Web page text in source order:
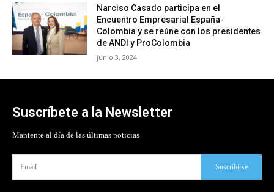
Narciso Casado participa en el
Encuentro Empresarial España-
Colombia y se reúne con los presidentes
de ANDI y ProColombia
junio 3, 2024
Suscríbete a la Newsletter
Mantente al día de las últimas noticias
Suscribirse